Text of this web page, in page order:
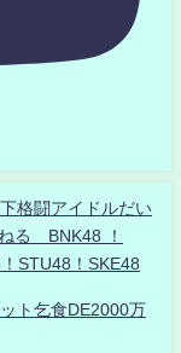
格闘アイドルだい
る BNK48 ！
STU48！SKE48
ト乞食DE2000万